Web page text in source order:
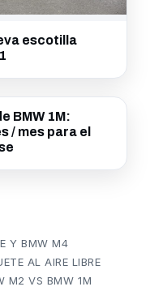
escotilla
BMW 1M:
/ mes para el
Y BMW M4
AL AIRE LIBRE
M2 VS BMW 1M